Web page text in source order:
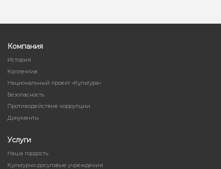
Компания
История
Коллектив
Национальный проект «Культура»
Безопасность
Противодействие коррупции
Документы
Услуги
Наша гордость
Культурно-досуговые учреждения